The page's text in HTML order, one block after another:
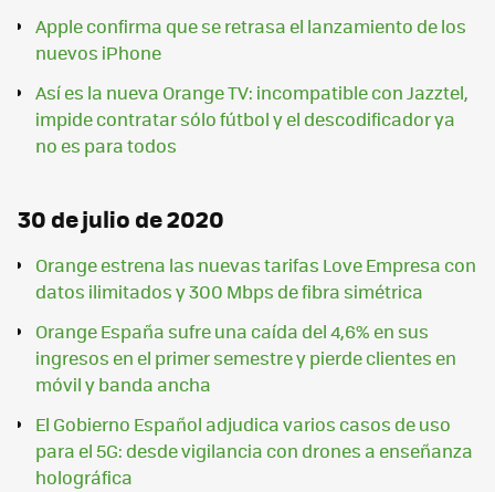
Apple confirma que se retrasa el lanzamiento de los
nuevos iPhone
Así es la nueva Orange TV: incompatible con Jazztel,
impide contratar sólo fútbol y el descodificador ya
no es para todos
30 de julio de 2020
Orange estrena las nuevas tarifas Love Empresa con
datos ilimitados y 300 Mbps de fibra simétrica
Orange España sufre una caída del 4,6% en sus
ingresos en el primer semestre y pierde clientes en
móvil y banda ancha
El Gobierno Español adjudica varios casos de uso
para el 5G: desde vigilancia con drones a enseñanza
holográfica